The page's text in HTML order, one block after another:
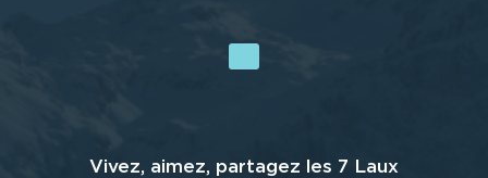
Vivez, aimez, partagez les 7 Laux